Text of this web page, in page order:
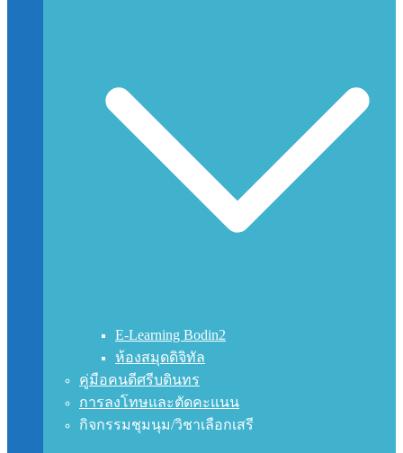
E-Learning Bodin2
ห้องสมุดดิจิทัล
คู่มือคนดีศรีบดินทร
การลงโทษและตัดคะแนน
กิจกรรมชุมนุม/วิชาเลือกเสรี